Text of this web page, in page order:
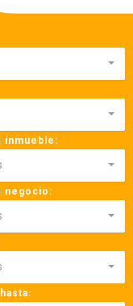
inmueble:
negocio: